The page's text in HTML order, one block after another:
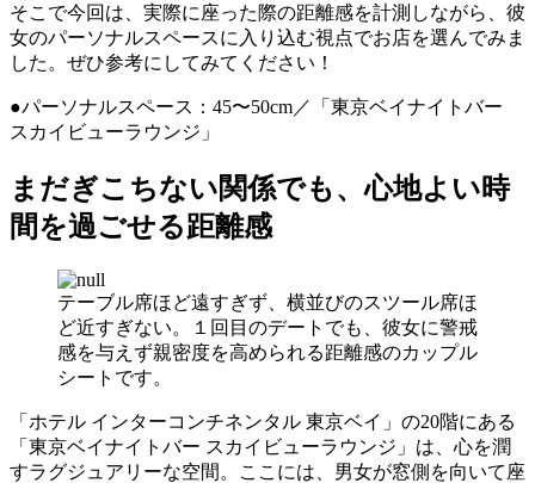
そこで今回は、実際に座った際の距離感を計測しながら、彼
女のパーソナルスペースに入り込む視点でお店を選んでみま
した。ぜひ参考にしてみてください！
●パーソナルスペース：45〜50cm／「東京ベイナイトバー
スカイビューラウンジ」
まだぎこちない関係でも、心地よい時
間を過ごせる距離感
テーブル席ほど遠すぎず、横並びのスツール席ほ
ど近すぎない。１回目のデートでも、彼女に警戒
感を与えず親密度を高められる距離感のカップル
シートです。
「ホテル インターコンチネンタル 東京ベイ」の20階にある
「東京ベイナイトバー スカイビューラウンジ」は、心を潤
すラグジュアリーな空間。ここには、男女が窓側を向いて座